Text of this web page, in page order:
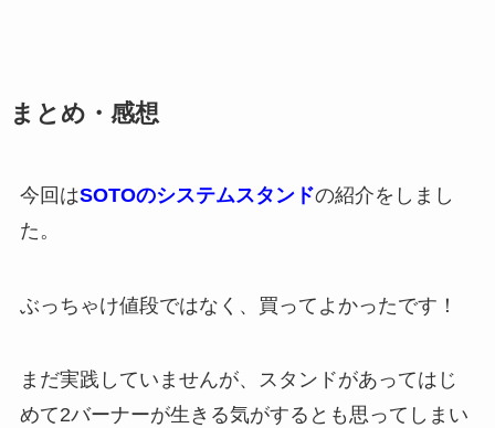
まとめ・感想
今回はSOTOのシステムスタンドの紹介をしまし
た。
ぶっちゃけ値段ではなく、買ってよかったです！
まだ実践していませんが、スタンドがあってはじ
めて2バーナーが生きる気がするとも思ってしまい